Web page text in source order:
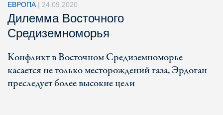
ЕВРОПА | 24.09.2020
Дилемма Восточного
Средиземноморья
Конфликт в Восточном Средиземноморье
касается не только месторождений газа, Эрдоган
преследует более высокие цели